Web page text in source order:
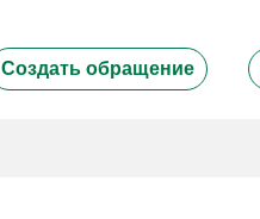
Создать обращение